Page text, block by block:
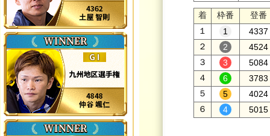
着 枠番
登番
１
4337
２
4524
３
5084
４
3783
５
4024
６
5015